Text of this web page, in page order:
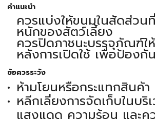
คำแนะนำ
ควรแบ่งให้ขนมในสัดส่ว
หนักของสัตว์เลี้ยง
ควรปิดภาชนะบรรจุภัณฑ์
หลังการเปิดใช้ เพื่อป้อง
ข้อควรระวัง
ห้ามโยนหรือกระแทกสินค้า
หลีกเลี่ยงการจัดเก็บในบ
แสงแดด ความร้อน และค